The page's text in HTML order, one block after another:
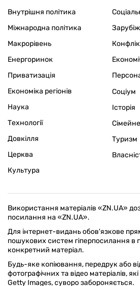
Внутрішня політика
Міжнародна політика
Макрорівень
Енергоринок
Приватизація
Економіка регіонів
Наука
Технології
Довкілля
Церква
Культура
Соціум
Історія
Туризм
Використання матеріалів «ZN.UA»
посилання на «ZN.UA».
Для інтернет-видань обов'язкове
пошукових систем гіперпосилання в
конкретний матеріал.
Будь-яке копіювання, передрук або
фотографічних та відео матеріалів,
Getty Images, суворо забороняється.